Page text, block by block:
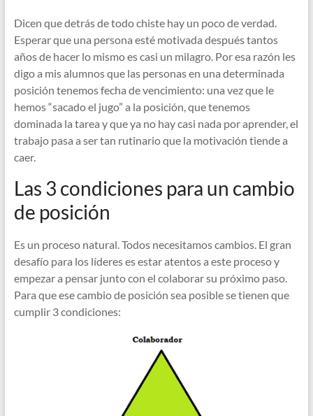
Dicen que detrás de todo chiste hay un poco de verdad.
Esperar que una persona esté motivada después tantos
años de hacer lo mismo es casi un milagro. Por esa razón les
digo a mis alumnos que las personas en una determinada
posición tenemos fecha de vencimiento: una vez que le
hemos “sacado el jugo” a la posición, que tenemos
dominada la tarea y que ya no hay casi nada por aprender, el
trabajo pasa a ser tan rutinario que la motivación tiende a
caer.
Las 3 condiciones para un cambio
de posición
Es un proceso natural. Todos necesitamos cambios. El gran
desafío para los líderes es estar atentos a este proceso y
empezar a pensar junto con el colaborar su próximo paso.
Para que ese cambio de posición sea posible se tienen que
cumplir 3 condiciones: